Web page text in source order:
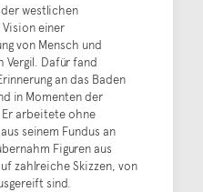
westlichen
einer
von Mensch und
Vergil. Dafür fand
an das Baden
in Momenten der
arbeitete ohne
seinem Fundus an
Figuren aus
zahlreiche Skizzen, von
sind.